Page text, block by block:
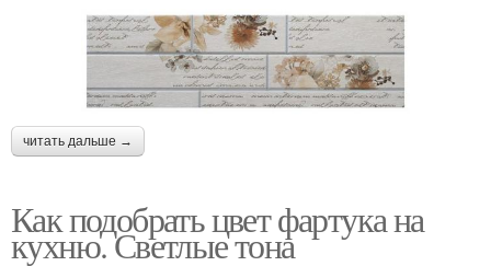
читать дальше →
Как подобрать цвет фартука на
кухню. Светлые тона